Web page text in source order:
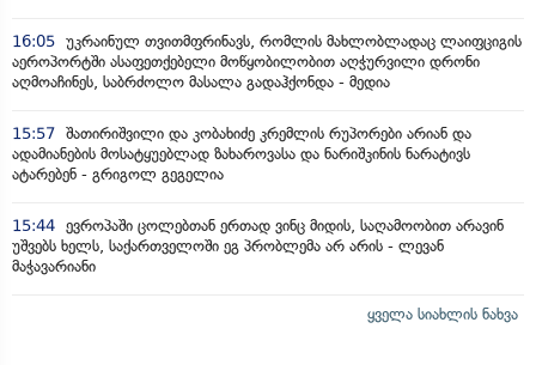
16:05 უკრაინულ თვითმფრინავს, რომლის მახლობლადაც ლაიფციგის
აეროპორტში ასაფეთქებელი მოწყობილობით აღჭურვილი დრონი
აღმოაჩინეს, საბრძოლო მასალა გადაჰქონდა - მედია
15:57 შათირიშვილი და კობახიძე კრემლის რუპორები არიან და
ადამიანების მოსატყუებლად ზახაროვასა და ნარიშკინის ნარატივს
ატარებენ - გრიგოლ გეგელია
15:44 ევროპაში ცოლებთან ერთად ვინც მიდის, საღამოობით არავინ
უშვებს ხელს, საქართველოში ეგ პრობლემა არ არის - ლევან
მაჭავარიანი
ყველა სიახლის ნახვა